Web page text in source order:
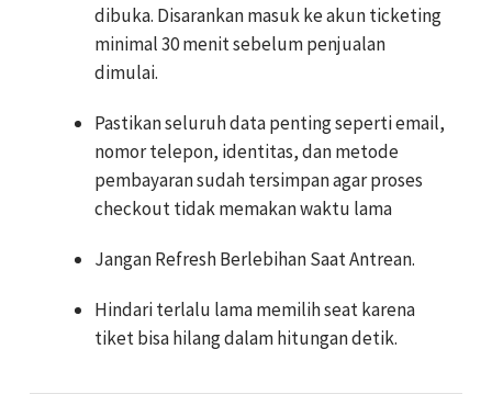
dibuka. Disarankan masuk ke akun ticketing
minimal 30 menit sebelum penjualan
dimulai.
Pastikan seluruh data penting seperti email,
nomor telepon, identitas, dan metode
pembayaran sudah tersimpan agar proses
checkout tidak memakan waktu lama
Jangan Refresh Berlebihan Saat Antrean.
Hindari terlalu lama memilih seat karena
tiket bisa hilang dalam hitungan detik.